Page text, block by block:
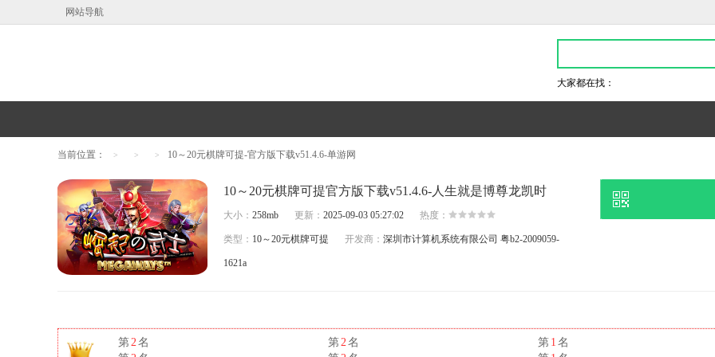
网站导航
大家都在找：
当前位置： > > > 10～20元棋牌可提-官方版下载v51.4.6-单游网
10～20元棋牌可提官方版下载v51.4.6-人生就是博尊龙凯时
大小：258mb 更新：2025-09-03 05:27:02 热度：
类型： 10～20元棋牌可提 开发商：深圳市计算机系统有限公司粤b2-2009059-
1621a
第2名 第2名 第 1 名